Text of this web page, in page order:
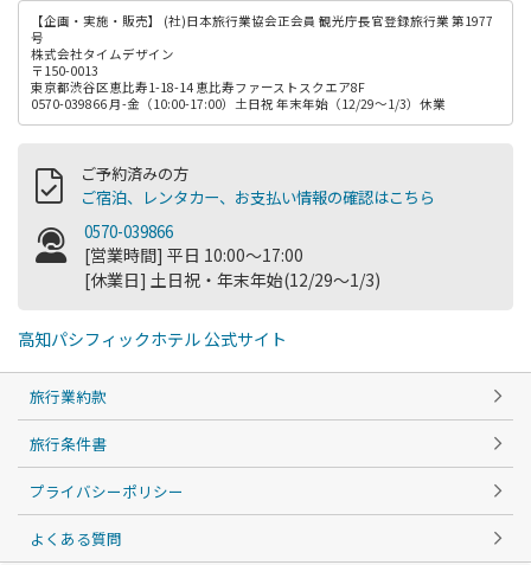
【企画・実施・販売】
(社)日本旅行業協会正会員 観光庁長官登録旅行業 第1977
号
株式会社タイムデザイン
〒150-0013
東京都渋谷区恵比寿1-18-14 恵比寿ファーストスクエア8F
0570-039866 月-金（10:00-17:00）土日祝 年末年始（12/29～1/3）休業
ご予約済みの方
ご宿泊、レンタカー、お支払い情報の確認はこちら
0570-039866
[営業時間] 平日 10:00～17:00
[休業日] 土日祝・年末年始(12/29～1/3)
高知パシフィックホテル 公式サイト
旅行業約款
旅行条件書
プライバシーポリシー
よくある質問